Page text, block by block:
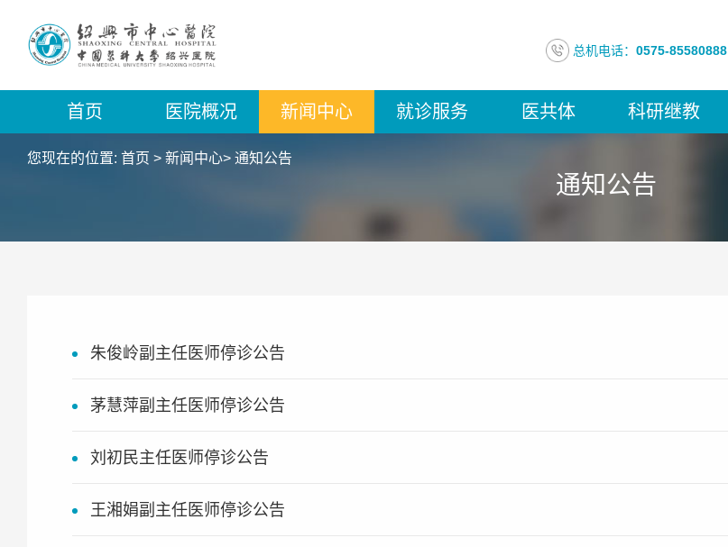
总机电话： 0575-85580888
首页 医院概况 新闻中心 就诊服务 医共体 科研继教
您现在的位置: 首页 > 新闻中心> 通知公告
通知公告
朱俊岭副主任医师停诊公告
茅慧萍副主任医师停诊公告
刘初民主任医师停诊公告
王湘娟副主任医师停诊公告